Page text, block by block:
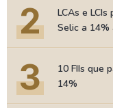
2
LCAs e
Selic a 14%
3
10 FIIs que
14%